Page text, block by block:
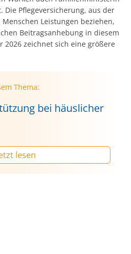
Die Pflegeversicherung, aus der
Leistungen beziehen,
Beitragsanhebung in diesem
2026 zeichnet sich eine größere
Thema:
bei häuslicher
lesen